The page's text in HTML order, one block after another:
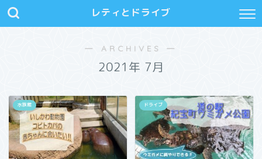
レティとドライブ
― ARCHIVES ―
2021年 7月
水族館 ドライブ